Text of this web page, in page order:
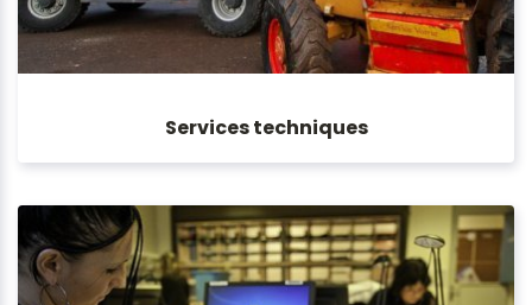
Services techniques